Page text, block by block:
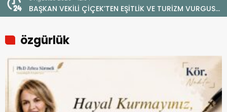
VURGUSU: YENİ BİR DİN: SOSYAL MEDYA
özgürlük